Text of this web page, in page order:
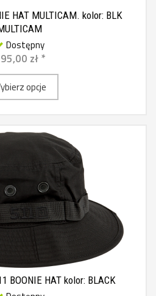
HAT MULTICAM. kolor: BLK
Dostępny
zł *
opcje
BOONIE HAT kolor: BLACK